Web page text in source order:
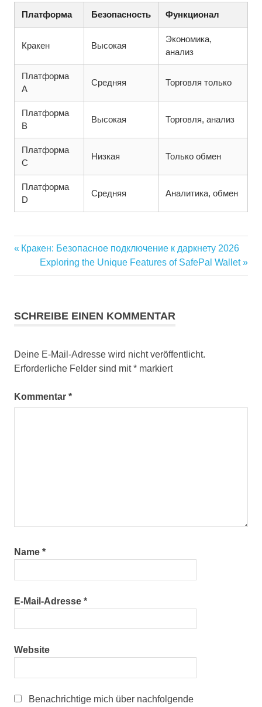
Платформа Безопасность Функционал
Кракен Высокая
Экономика,
анализ
Платформа
A
Средняя Торговля только
Платформа
B
Высокая Торговля, анализ
Платформа
C
Низкая Только обмен
Платформа
D
Средняя Аналитика, обмен
Beitragsnavigation
Vorheriger
Beitrag:
Кракен: Безопасное подключение к даркнету 2026
Nächster
Beitrag:
Exploring the Unique Features of SafePal Wallet
SCHREIBE EINEN KOMMENTAR
Deine E-Mail-Adresse wird nicht veröffentlicht.
Erforderliche Felder sind mit* markiert
Kommentar *
Name *
E-Mail-Adresse *
Website
Benachrichtige mich über nachfolgende